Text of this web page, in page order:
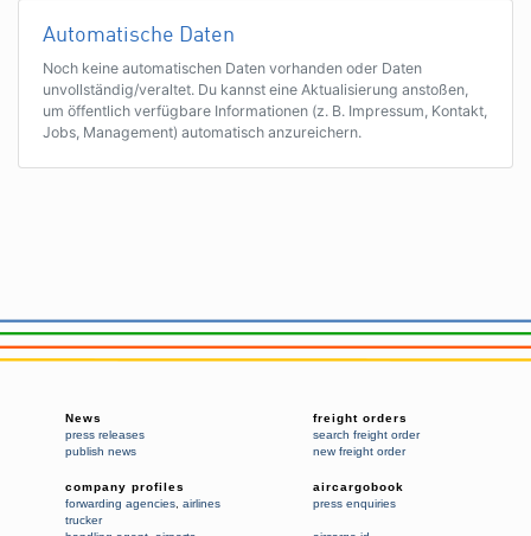
Automatische Daten
Noch keine automatischen Daten vorhanden oder Daten
unvollständig/veraltet. Du kannst eine Aktualisierung anstoßen,
um öffentlich verfügbare Informationen (z. B. Impressum, Kontakt,
Jobs, Management) automatisch anzureichern.
News
press releases
publish news
freight orders
search freight order
new freight order
company profiles
forwarding agencies airlines
trucker
aircargobook
press enquiries